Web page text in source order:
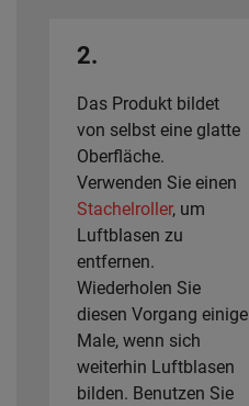
2.
Das Produkt bildet
von selbst eine glatte
Oberfläche.
Verwenden Sie einen
Stachelroller, um
Luftblasen zu
entfernen.
Wiederholen Sie
diesen Vorgang einige
Male, wenn sich
weiterhin Luftblasen
bilden. Benutzen Sie